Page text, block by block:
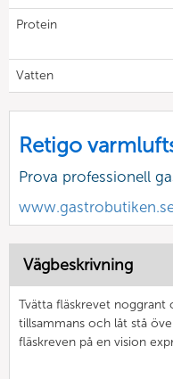
Protein
Vatten
Retigo
Prova professionell
Vägbeskrivning
Tvätta fläskrevet noggrant
tillsammans och låt stå
fläskreven på en vision